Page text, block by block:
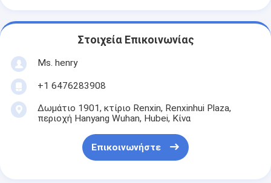
Στοιχεία Επικοινωνίας
Ms. henry
+1 6476283908
Δωμάτιο 1901, κτίριο Renxin, Renxinhui Plaza,
περιοχή Hanyang Wuhan, Hubei, Κίνα
Επικοινωνήστε